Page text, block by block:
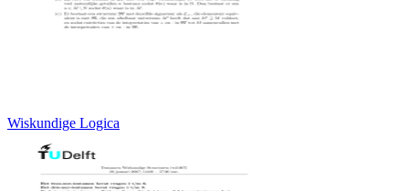
Wiskundige Logica